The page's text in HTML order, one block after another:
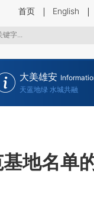
首页 English
大美雄安
天蓝地绿 水城共融
地名单